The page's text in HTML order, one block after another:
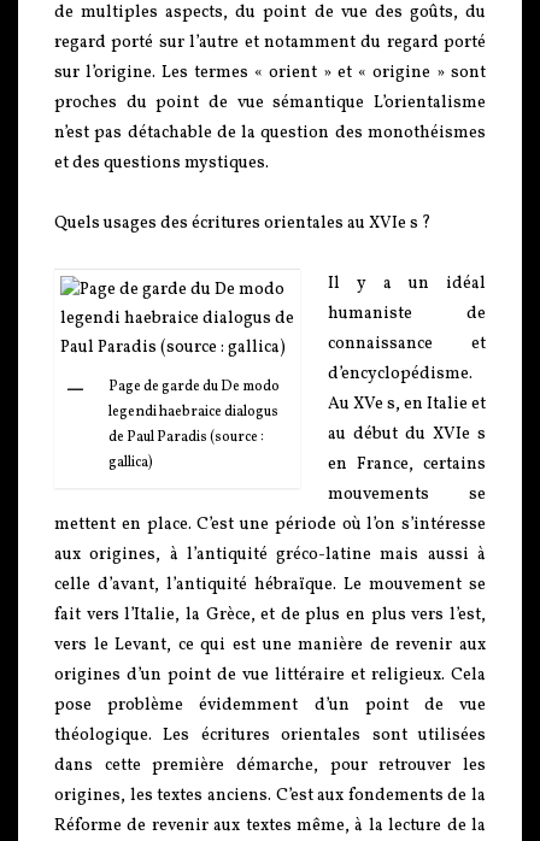
de multiples aspects, du point de vue des goûts, du
regard porté sur l’autre et notamment du regard porté
sur l’origine. Les termes « orient » et « origine » sont
proches du point de vue sémantique L’orientalisme
n’est pas détachable de la question des monothéismes
et des questions mystiques.
Quels usages des écritures orientales au XVIe s ?
Page de garde du De modo
legendi haebraice dialogus
de Paul Paradis (source :
gallica)
Il y a un idéal
humaniste de
connaissance et
d’encyclopédisme.
Au XVe s, en Italie et
au début du XVIe s
en France, certains
mouvements se
mettent en place. C’est une période où l’on s’intéresse
aux origines, à l’antiquité gréco-latine mais aussi à
celle d’avant, l’antiquité hébraïque. Le mouvement se
fait vers l’Italie, la Grèce, et de plus en plus vers l’est,
vers le Levant, ce qui est une manière de revenir aux
origines d’un point de vue littéraire et religieux. Cela
pose problème évidemment d’un point de vue
théologique. Les écritures orientales sont utilisées
dans cette première démarche, pour retrouver les
origines, les textes anciens. C’est aux fondements de la
Réforme de revenir aux textes même, à la lecture de la